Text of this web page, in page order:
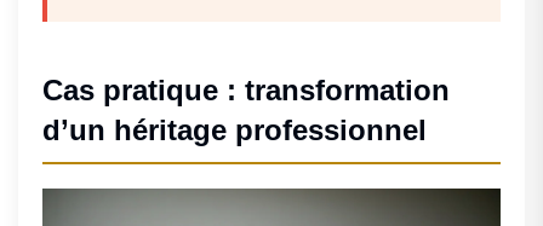
Cas pratique : transformation
d’un héritage professionnel